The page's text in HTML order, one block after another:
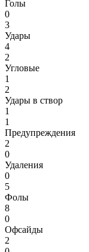
Голы
0
3
Удары
4
2
Угловые
1
2
Удары в створ
1
1
Предупреждения
2
0
Удаления
0
5
Фолы
8
0
Офсайды
2